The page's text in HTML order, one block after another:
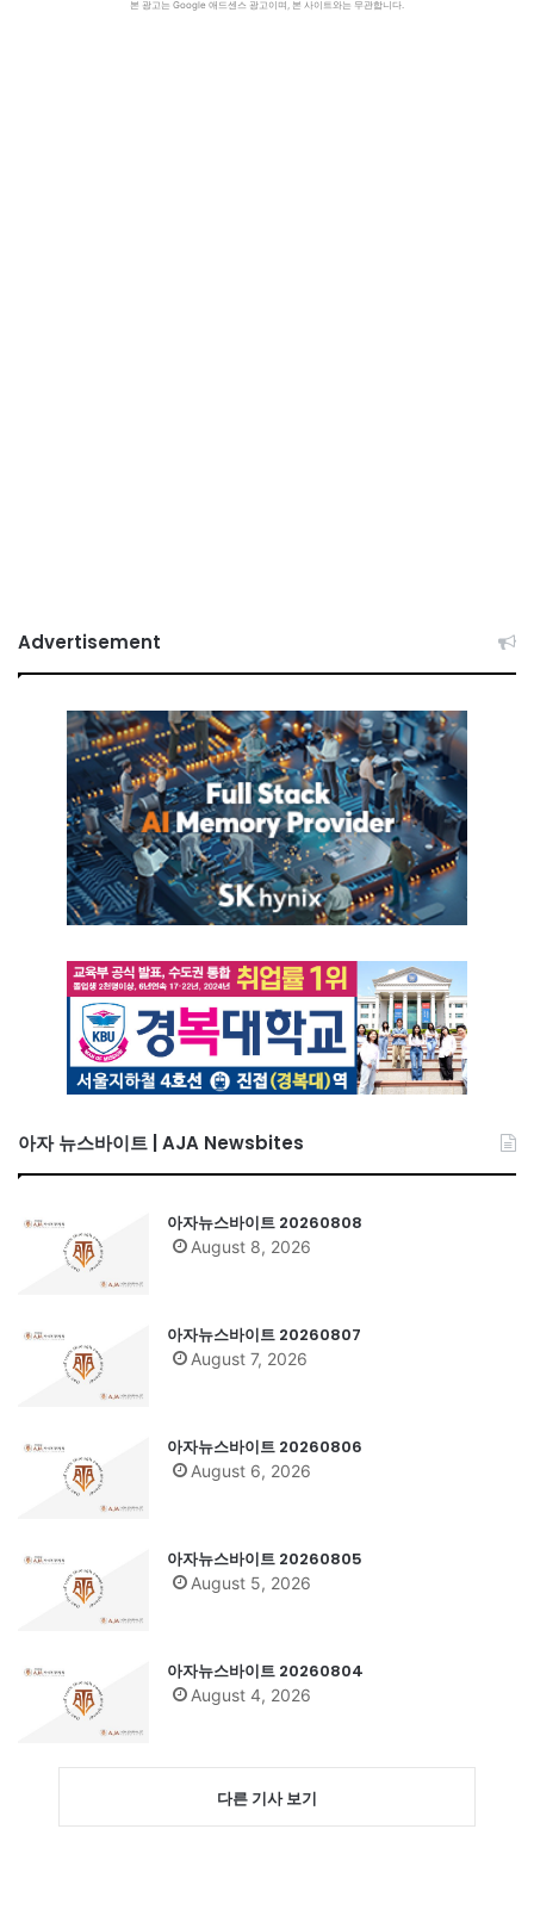
본 광고는 Google 애드센스 광고이며, 본 사이트와는 무관합니다.
Advertisement
아자 뉴스바이트 | AJA Newsbites
아자뉴스바이트 20260808
August 8, 2026
아자뉴스바이트 20260807
August 7, 2026
아자뉴스바이트 20260806
August 6, 2026
아자뉴스바이트 20260805
August 5, 2026
아자뉴스바이트 20260804
August 4, 2026
다른 기사 보기